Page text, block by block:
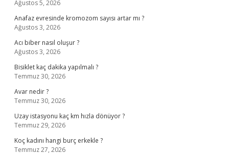
Ağustos 5, 2026
Anafaz evresinde kromozom sayısı artar mı ?
Ağustos 3, 2026
Acı biber nasıl oluşur ?
Ağustos 3, 2026
Bisiklet kaç dakika yapılmalı ?
Temmuz 30, 2026
Avar nedir ?
Temmuz 30, 2026
Uzay istasyonu kaç km hızla dönüyor ?
Temmuz 29, 2026
Koç kadını hangi burç erkekle ?
Temmuz 27, 2026